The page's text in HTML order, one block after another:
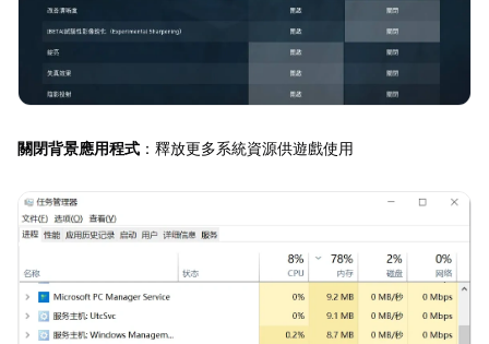
關閉背景應用程式 ：釋放更多系統資源供遊戲使用